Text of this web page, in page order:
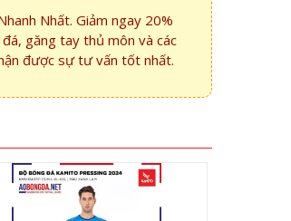
Nhất. Giảm ngay 20%
găng tay thủ môn và các
được sự tư vấn tốt nhất.